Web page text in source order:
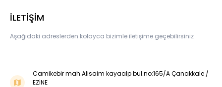
İLETİŞİM
Aşağıdaki adreslerden kolayca bizimle iletişime geçebilirsiniz
Camikebir mah.Alisaim kayaalp bul.no:165/A Çanakkale /
EZİNE